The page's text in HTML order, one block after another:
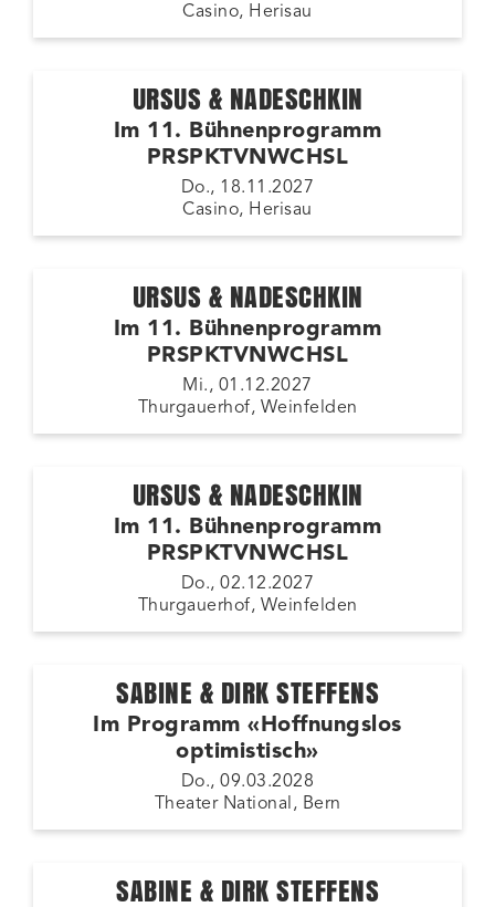
Casino, Herisau
URSUS & NADESCHKIN
Im 11. Bühnenprogramm
PRSPKTVNWCHSL
Do., 18.11.2027
Casino, Herisau
URSUS & NADESCHKIN
Im 11. Bühnenprogramm
PRSPKTVNWCHSL
Mi., 01.12.2027
Thurgauerhof, Weinfelden
URSUS & NADESCHKIN
Im 11. Bühnenprogramm
PRSPKTVNWCHSL
Do., 02.12.2027
Thurgauerhof, Weinfelden
SABINE & DIRK STEFFENS
Im Programm «Hoffnungslos
optimistisch»
Do., 09.03.2028
Theater National, Bern
SABINE & DIRK STEFFENS